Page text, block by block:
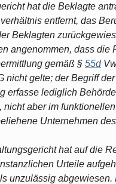
hat die Beklagte
entfernt, das
Beklagten
angenommen, dass die
gemäß § 55d
nicht gelte; der Begriff
erfasse lediglich
nicht aber im
Unternehmen
hat auf die
Urteile
unzulässig abgewiesen.